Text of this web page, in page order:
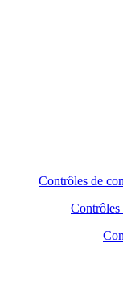
Contrôles de
Contrôles